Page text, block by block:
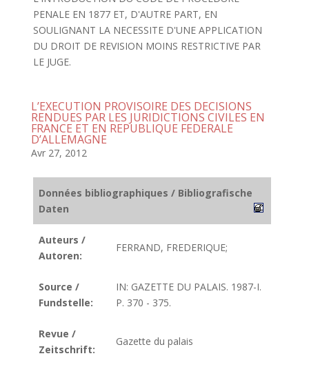
PENALE EN 1877 ET, D'AUTRE PART, EN
SOULIGNANT LA NECESSITE D'UNE APPLICATION
DU DROIT DE REVISION MOINS RESTRICTIVE PAR
LE JUGE.
L’EXECUTION PROVISOIRE DES DECISIONS
RENDUES PAR LES JURIDICTIONS CIVILES EN
FRANCE ET EN REPUBLIQUE FEDERALE
D’ALLEMAGNE
Avr 27, 2012
Données bibliographiques / Bibliografische
Daten
Auteurs /
Autoren:
FERRAND, FREDERIQUE;
Source /
Fundstelle:
IN: GAZETTE DU PALAIS. 1987-I.
P. 370 - 375.
Revue /
Zeitschrift:
Gazette du palais